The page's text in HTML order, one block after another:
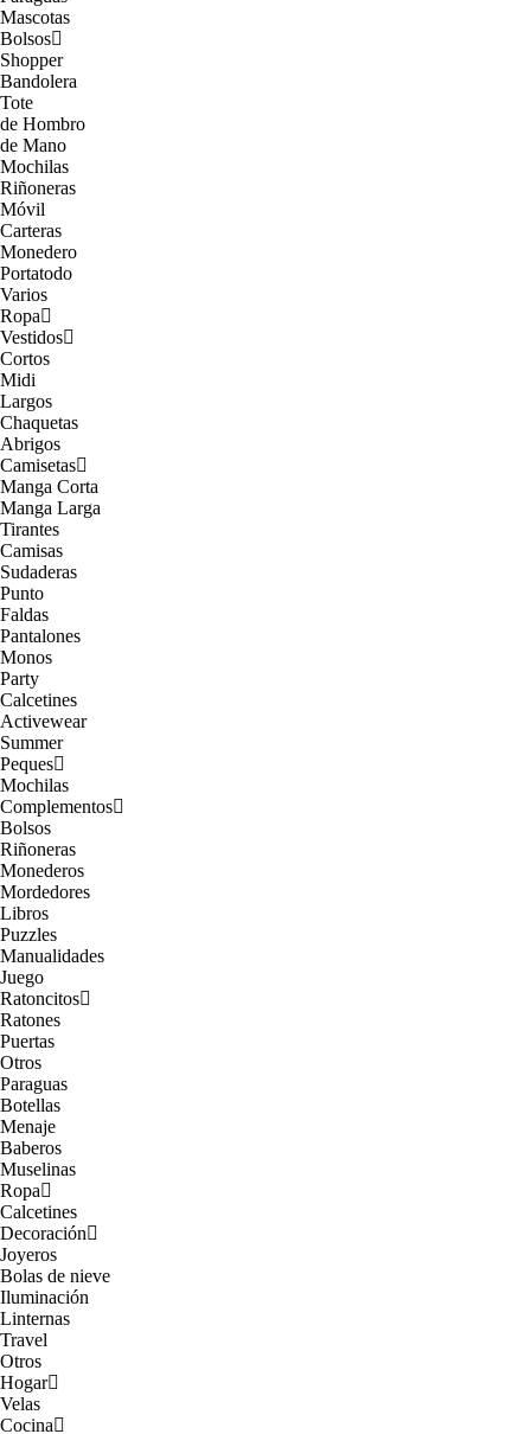
Mascotas
Bolsos
Shopper
Bandolera
Tote
de Hombro
de Mano
Mochilas
Riñoneras
Móvil
Carteras
Monedero
Portatodo
Varios
Ropa
Vestidos
Cortos
Midi
Largos
Chaquetas
Abrigos
Camisetas
Manga Corta
Manga Larga
Tirantes
Camisas
Sudaderas
Punto
Faldas
Pantalones
Monos
Party
Calcetines
Activewear
Summer
Peques
Mochilas
Complementos
Bolsos
Riñoneras
Monederos
Mordedores
Libros
Puzzles
Manualidades
Juego
Ratoncitos
Ratones
Puertas
Otros
Paraguas
Botellas
Menaje
Baberos
Muselinas
Ropa
Calcetines
Decoración
Joyeros
Bolas de nieve
Iluminación
Linternas
Travel
Otros
Hogar
Velas
Cocina